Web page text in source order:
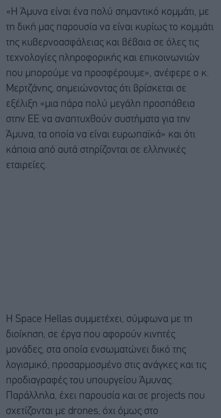
«Η Άμυνα είναι ένα πολύ σημαντικό κομμάτι, με
τη δική μας παρουσία να είναι κυρίως το κομμάτι
της κυβερνοασφάλειας και βέβαια σε όλες τις
τεχνολογίες πληροφορικής και επικοινωνιών
που μπορούμε να προσφέρουμε», ανέφερε ο κ.
Μερτζάνης, σημειώνοντας ότι βρίσκεται σε
εξέλιξη «μια πάρα πολύ μεγάλη προσπάθεια
στην ΕΕ να αναπτυχθούν συστήματα για την
Άμυνα, τα οποία να είναι ευρωπαϊκά» και ότι
κάποια από αυτά στηρίζονται σε ελληνικές
εταιρείες.
Η Space Hellas συμμετέχει, σύμφωνα με τη
διοίκηση, σε έργα που αφορούν κινητές
μονάδες, στα οποία ενσωματώνει δικό της
λογισμικό, προσαρμοσμένο στις ανάγκες και τις
προδιαγραφές του υπουργείου Άμυνας.
Παράλληλα, έχει παρουσία και σε projects που
σχετίζονται με drones, όχι όμως στο